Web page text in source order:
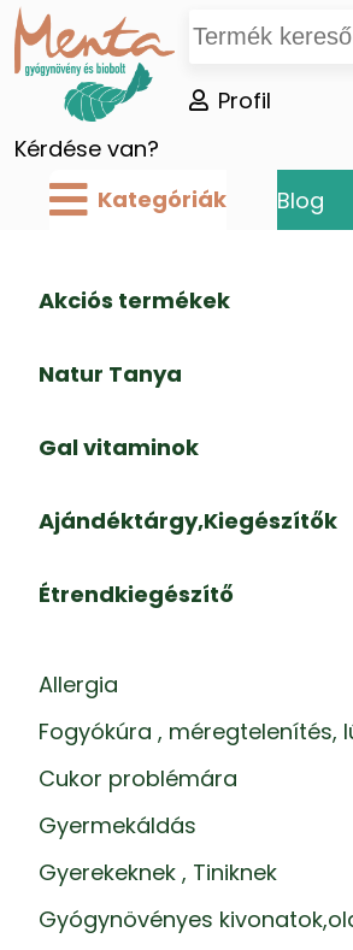
Kérdése van?
Profil
Kategóriák Blog
Akciós termékek
Natur Tanya
Gal vitaminok
Ajándéktárgy,Kiegészítők
Étrendkiegészítő
Allergia
Fogyókúra , méregtelenítés,
Cukor problémára
Gyermekáldás
Gyerekeknek , Tiniknek
Gyógynövényes